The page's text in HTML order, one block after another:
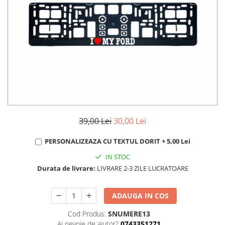
MERCEDES
PEUGEOT
VOLVO
TOP VANZARI
STICKERE CAMUFLAJ
STICKERE PENTRU FIRME
39,00 Lei30,00 Lei
PERSONALIZEAZA CU TEXTUL DORIT + 5,00 Lei
IN STOC
Durata de livrare: LIVRARE 2-3 ZILE LUCRATOARE
ADAUGA IN COS
Cod Produs: SNUMERE13